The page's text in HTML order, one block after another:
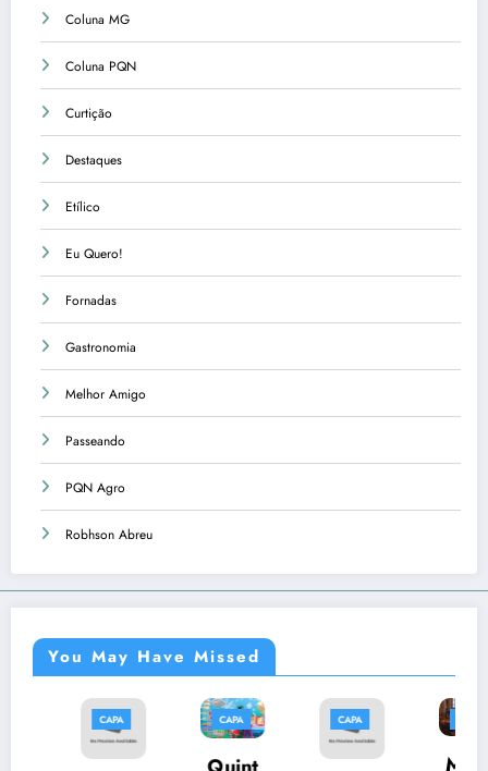
Coluna MG
Coluna PQN
Curtição
Destaques
Etílico
Eu Quero!
Fornadas
Gastronomia
Melhor Amigo
Passeando
PQN Agro
Robhson Abreu
You May Have Missed
CAPA CAPA CAPA
Músi